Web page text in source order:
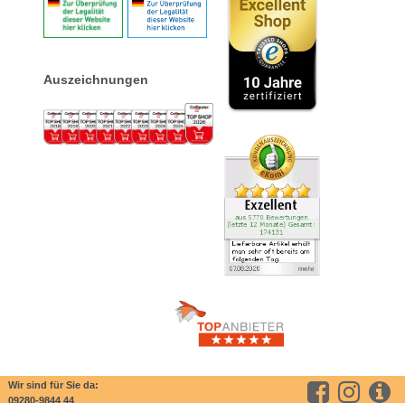
Auszeichnungen
Wir sind für Sie da:
09280-9844 44